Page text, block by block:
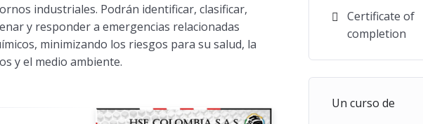
industriales. Podrán identificar, clasificar,
y responder a emergencias relacionadas
minimizando los riesgos para su salud, la
y el medio ambiente.
Certificate of
completion
Un curso de